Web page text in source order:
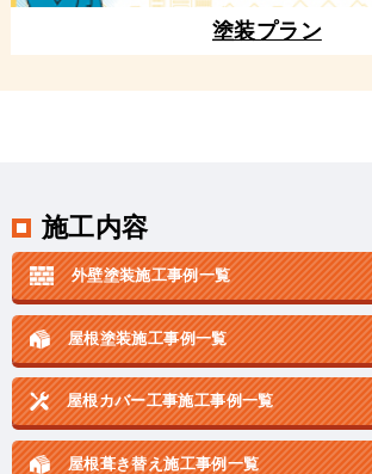
塗装プラン
施工内容
外壁塗装施工事例一覧
屋根塗装施工事例一覧
屋根カバー工事施工事例一覧
屋根葺き替え施工事例一覧